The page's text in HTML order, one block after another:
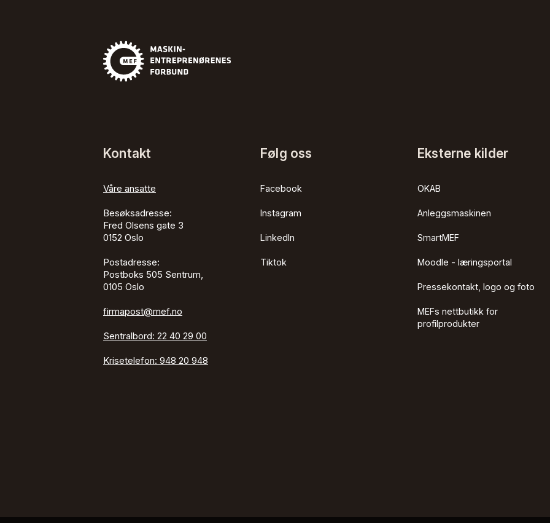
Kontakt
Våre ansatte
Besøksadresse:
Fred Olsens gate 3
0152 Oslo
Postadresse:
Postboks 505 Sentrum,
0105 Oslo
firmapost@mef.no
Sentralbord: 22 40 29 00
Krisetelefon: 948 20 948
Følg oss
Facebook
Instagram
LinkedIn
Tiktok
Eksterne kilder
OKAB
Anleggsmaskinen
SmartMEF
Moodle - læringsportal
Pressekontakt, logo og foto
MEFs nettbutikk for
profilprodukter